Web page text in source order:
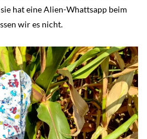
hat eine Alien-Whattsapp beim
wir es nicht.